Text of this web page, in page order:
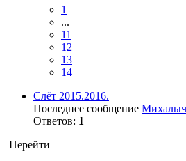
1
...
11
12
13
14
Слёт 2015.2016.
Последнее сообщение Михалыч
Ответов: 1
Перейти